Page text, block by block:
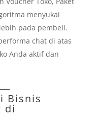
menyukai
pada pembeli.
chat di atas
Anda aktif dan
Bisnis
di